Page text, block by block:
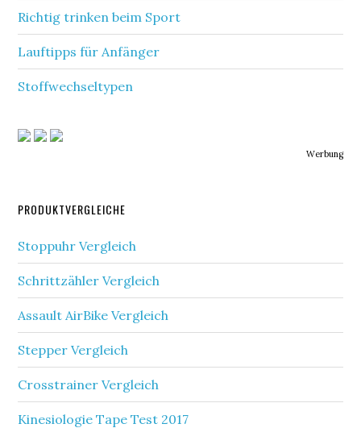
Richtig trinken beim Sport
Lauftipps für Anfänger
Stoffwechseltypen
Werbung
PRODUKTVERGLEICHE
Stoppuhr Vergleich
Schrittzähler Vergleich
Assault AirBike Vergleich
Stepper Vergleich
Crosstrainer Vergleich
Kinesiologie Tape Test 2017